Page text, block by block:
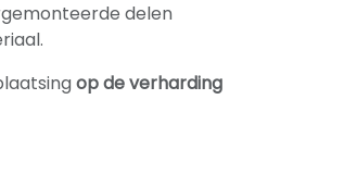
delen
op de verharding